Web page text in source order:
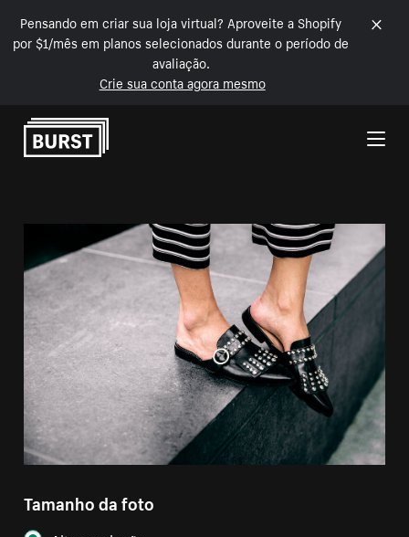
Pensando em criar sua loja virtual? Aproveite a Shopify
por $1/mês em planos selecionados durante o período de
avaliação.
Crie sua conta agora mesmo
Pular para o conteúdo
Tamanho da foto